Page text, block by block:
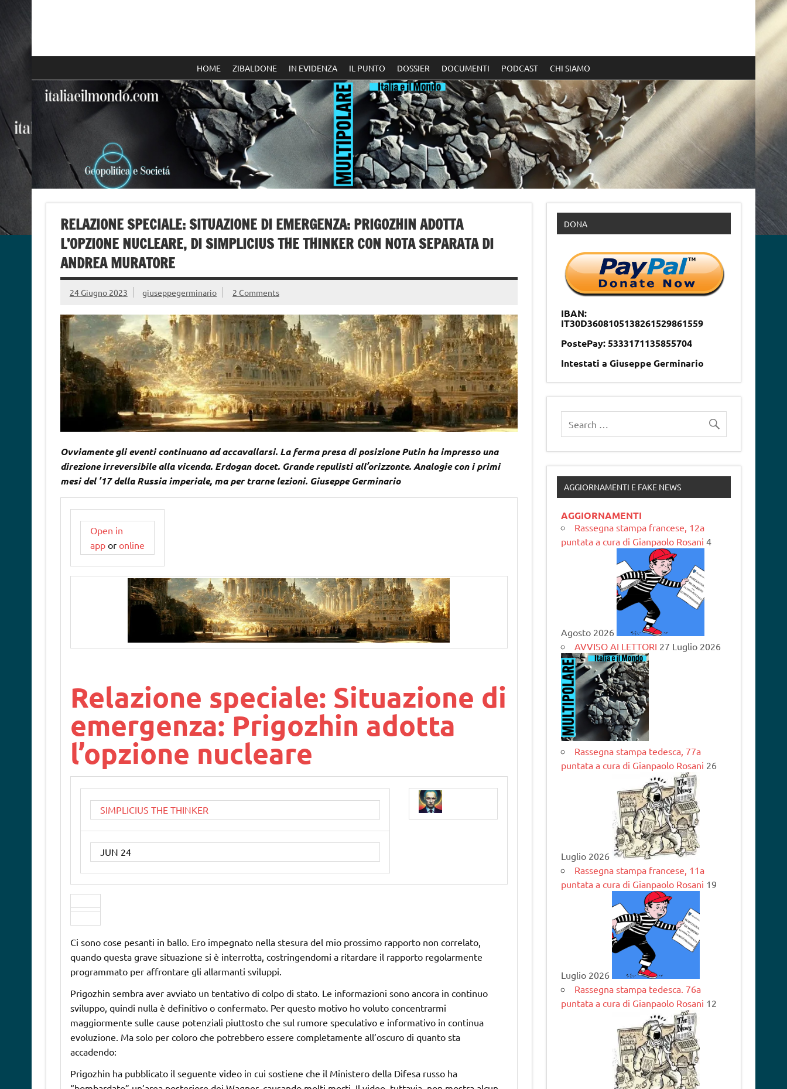
HOME ZIBALDONE IN EVIDENZA IL PUNTO DOSSIER DOCUMENTI PODCAST CHI SIAMO
RELAZIONE SPECIALE: SITUAZIONE DI EMERGENZA: PRIGOZHIN ADOTTA
L’OPZIONE NUCLEARE, DI SIMPLICIUS THE THINKER CON NOTA SEPARATA DI
ANDREA MURATORE
24 Giugno 2023 giuseppegerminario 2 Comments
Ovviamente gli eventi continuano ad accavallarsi. La ferma presa di posizione Putin ha impresso una
direzione irreversibile alla vicenda. Erdogan docet. Grande repulisti all’orizzonte. Analogie con i primi
mesi del ’17 della Russia imperiale, ma per trarne lezioni. Giuseppe Germinario
Open in
appor online
Relazione speciale: Situazione di
emergenza: Prigozhin adotta
l’opzione nucleare
SIMPLICIUS THE THINKER
JUN 24
Ci sono cose pesanti in ballo. Ero impegnato nella stesura del mio prossimo rapporto non correlato,
quando questa grave situazione si è interrotta, costringendomi a ritardare il rapporto regolarmente
programmato per affrontare gli allarmanti sviluppi.
Prigozhin sembra aver avviato un tentativo di colpo di stato. Le informazioni sono ancora in continuo
sviluppo, quindi nulla è definitivo o confermato. Per questo motivo ho voluto concentrarmi
maggiormente sulle cause potenziali piuttosto che sul rumore speculativo e informativo in continua
evoluzione. Ma solo per coloro che potrebbero essere completamente all’oscuro di quanto sta
accadendo:
Prigozhin ha pubblicato il seguente video in cui sostiene che il Ministero della Difesa russo ha
DONA
IBAN:
IT30D3608105138261529861559
PostePay: 5333171135855704
Intestati a Giuseppe Germinario
AGGIORNAMENTI E FAKE NEWS
AGGIORNAMENTI
Rassegna stampa francese, 12a
puntata a cura di Gianpaolo Rosani 4
Agosto 2026
AVVISO AI LETTORI 27 Luglio 2026
Rassegna stampa tedesca, 77a
puntata a cura di Gianpaolo Rosani 26
Luglio 2026
Rassegna stampa francese, 11a
puntata a cura di Gianpaolo Rosani 19
Luglio 2026
Rassegna stampa tedesca. 76a
puntata a cura di Gianpaolo Rosani 12